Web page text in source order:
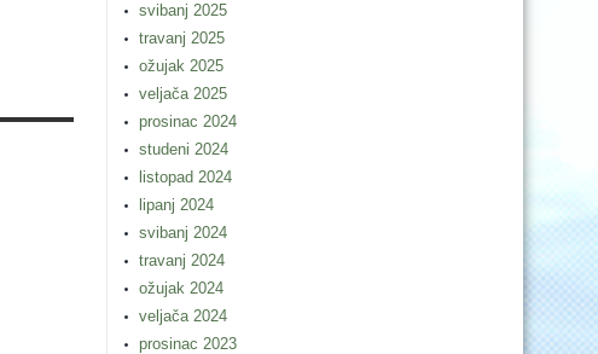
svibanj 2025
travanj 2025
ožujak 2025
veljača 2025
prosinac 2024
studeni 2024
listopad 2024
lipanj 2024
svibanj 2024
travanj 2024
ožujak 2024
veljača 2024
prosinac 2023